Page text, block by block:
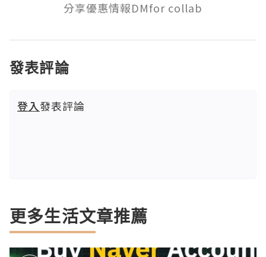
分享優惠情報DMfor collab
發表評論
登入發表評論
更多生活文章推薦